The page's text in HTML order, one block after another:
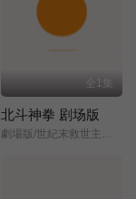
全1集
北斗神拳 剧场版
劇場版/世紀末救世主伝説/北斗の拳/